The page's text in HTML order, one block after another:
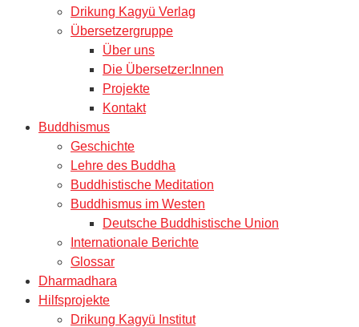
Drikung Kagyü Verlag
Übersetzergruppe
Über uns
Die Übersetzer:Innen
Projekte
Kontakt
Buddhismus
Geschichte
Lehre des Buddha
Buddhistische Meditation
Buddhismus im Westen
Deutsche Buddhistische Union
Internationale Berichte
Glossar
Dharmadhara
Hilfsprojekte
Drikung Kagyü Institut